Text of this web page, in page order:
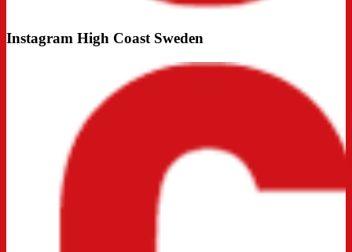
Instagram High Coast Sweden